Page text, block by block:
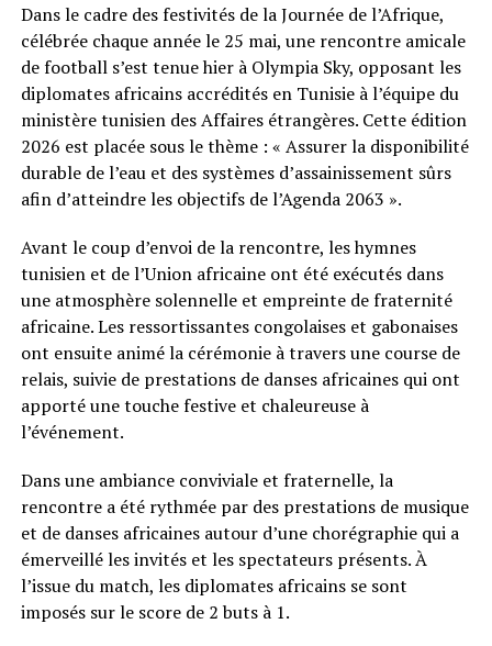
Dans le cadre des festivités de la Journée de l’Afrique,
célébrée chaque année le 25 mai, une rencontre amicale
de football s’est tenue hier à Olympia Sky, opposant les
diplomates africains accrédités en Tunisie à l’équipe du
ministère tunisien des Affaires étrangères. Cette édition
2026 est placée sous le thème : « Assurer la disponibilité
durable de l’eau et des systèmes d’assainissement sûrs
afin d’atteindre les objectifs de l’Agenda 2063 ».
Avant le coup d’envoi de la rencontre, les hymnes
tunisien et de l’Union africaine ont été exécutés dans
une atmosphère solennelle et empreinte de fraternité
africaine. Les ressortissantes congolaises et gabonaises
ont ensuite animé la cérémonie à travers une course de
relais, suivie de prestations de danses africaines qui ont
apporté une touche festive et chaleureuse à
l’événement.
Dans une ambiance conviviale et fraternelle, la
rencontre a été rythmée par des prestations de musique
et de danses africaines autour d’une chorégraphie qui a
émerveillé les invités et les spectateurs présents. À
l’issue du match, les diplomates africains se sont
imposés sur le score de 2 buts à 1.